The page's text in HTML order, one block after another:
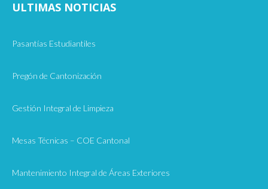
ULTIMAS NOTICIAS
Pasantías Estudiantiles
Pregón de Cantonización
Gestión Integral de Limpieza
Mesas Técnicas – COE Cantonal
Mantenimiento Integral de Áreas Exteriores